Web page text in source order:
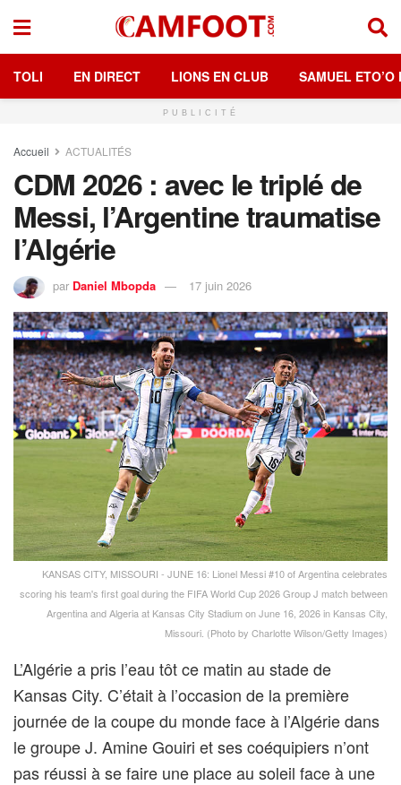
TOLI EN DIRECT LIONS EN CLUB SAMUEL ETO’O
PUBLICITÉ
Accueil ACTUALITÉS
CDM 2026 : avec le triplé de
Messi, l’Argentine traumatise
l’Algérie
par Daniel Mbopda 17 juin 2026
KANSAS CITY, MISSOURI - JUNE 16: Lionel Messi #10 of Argentina celebrates
scoring his team's first goal during the FIFA World Cup 2026 Group J match between
Argentina and Algeria at Kansas City Stadium on June 16, 2026 in Kansas City,
Missouri. (Photo by Charlotte Wilson/Getty Images)
L’Algérie a pris l’eau tôt ce matin au stade de
Kansas City. C’était à l’occasion de la première
journée de la coupe du monde face à l’Algérie dans
le groupe J. Amine Gouiri et ses coéquipiers n’ont
pas réussi à se faire une place au soleil face à une